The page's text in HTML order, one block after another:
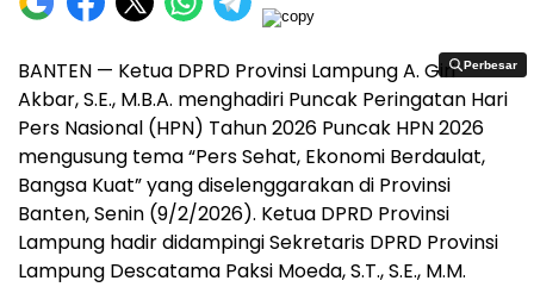
Perbesar
Perbesar
BANTEN — Ketua DPRD Provinsi Lampung A. Giri
Akbar, S.E., M.B.A. menghadiri Puncak Peringatan Hari
Pers Nasional (HPN) Tahun 2026 Puncak HPN 2026
mengusung tema “Pers Sehat, Ekonomi Berdaulat,
Bangsa Kuat” yang diselenggarakan di Provinsi
Banten, Senin (9/2/2026). Ketua DPRD Provinsi
Lampung hadir didampingi Sekretaris DPRD Provinsi
Lampung Descatama Paksi Moeda, S.T., S.E., M.M.